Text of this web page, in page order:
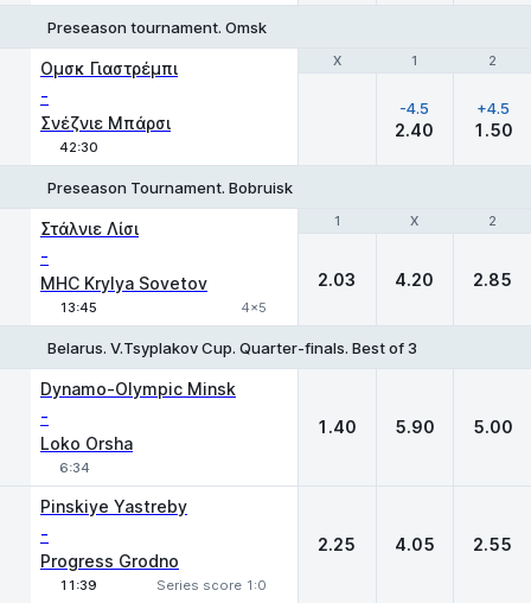
Preseason tournament. Omsk
Χ 1 2
Ομσκ Γιαστρέμπι
-
Σνέζνιε Μπάρσι
42:30
Χ 1 2
-4.5
2.40
+4.5
1.50
Preseason Tournament. Bobruisk
1 X 2
Στάλνιε Λίσι
-
MHC Krylya Sovetov
13:45 4x5
1 X 2
2.03 4.20 2.85
Belarus. V.Tsyplakov Cup. Quarter-finals. Best of 3
Dynamo-Olympic Minsk
-
Loko Orsha
6:34
1.40 5.90 5.00
Pinskiye Yastreby
-
Progress Grodno
11:39 Series score 1:0
2.25 4.05 2.55